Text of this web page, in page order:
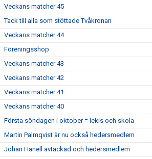
Veckans matcher 45
Tack till alla som stöttade Tvåkronan
Veckans matcher 44
Föreningsshop
Veckans matcher 43
Veckans matcher 42
Veckans matcher 41
Veckans matcher 40
Första söndagen i oktober = lekis och skola
Martin Palmqvist är nu också hedersmedlem
Johan Hanell avtackad och hedersmedlem